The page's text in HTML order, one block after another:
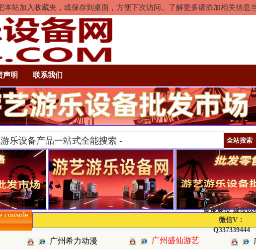
站加入收藏夹，或保存到桌面，方便下次访问。了解更多请添加相关信息
声明 联系我们
console
黄金展位 虚位以
微信V：
Q337339444
广州希力动漫 广州盛仙游艺